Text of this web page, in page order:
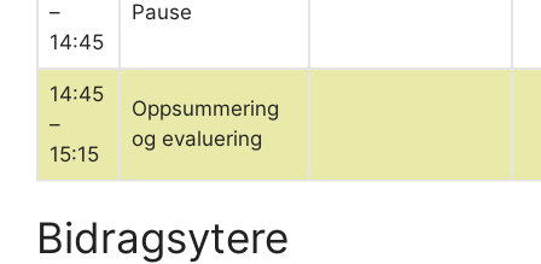
–
14:45
Pause
14:45
–
15:15
Oppsummering
og evaluering
Bidragsytere